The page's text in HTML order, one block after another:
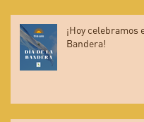
¡Hoy celebramos
Bandera!